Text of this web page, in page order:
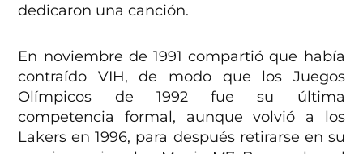
dedicaron una canción.
En noviembre de 1991 compartió que había
contraído VIH, de modo que los Juegos
Olímpicos de 1992 fue su última
competencia formal, aunque volvió a los
Lakers en 1996, para después retirarse en su